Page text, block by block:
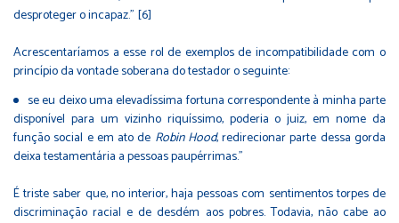
desproteger o incapaz." [6]
Acrescentaríamos a esse rol de exemplos de incompatibilidade com o
princípio da vontade soberana do testador o seguinte:
se eu deixo uma elevadíssima fortuna correspondente à minha parte
disponível para um vizinho riquíssimo, poderia o juiz, em nome da
função social e em ato de Robin Hood, redirecionar parte dessa gorda
deixa testamentária a pessoas paupérrimas."
É triste saber que, no interior, haja pessoas com sentimentos torpes de
discriminação racial e de desdém aos pobres. Todavia, não cabe ao